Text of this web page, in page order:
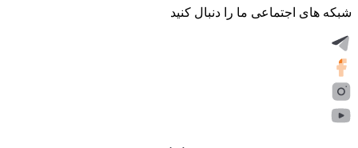
شبکه های اجتماعی ما را دنبال کنید